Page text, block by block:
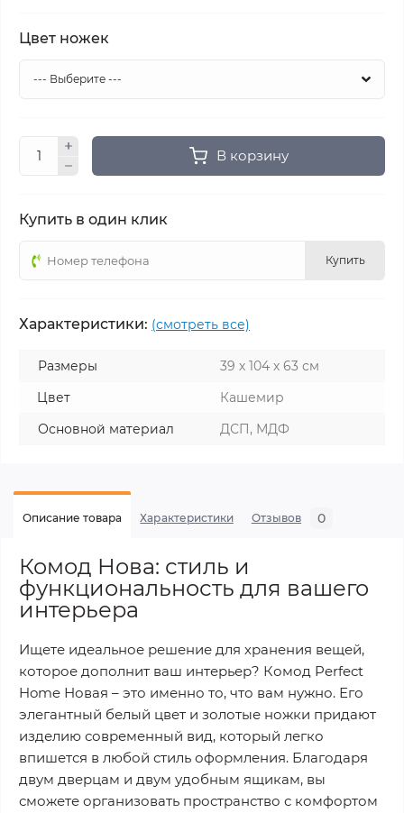
Цвет ножек
В корзину
Купить в один клик
Купить
Характеристики: (смотреть все)
Размеры
39 х 104 х 63 см
Цвет
Кашемир
Основной материал
ДСП, МДФ
Описание товара Характеристики Отзывов 0
Комод Нова: стиль и
функциональность для вашего
интерьера
Ищете идеальное решение для хранения вещей,
которое дополнит ваш интерьер? Комод Perfect
Home Новая – это именно то, что вам нужно. Его
элегантный белый цвет и золотые ножки придают
изделию современный вид, который легко
впишется в любой стиль оформления. Благодаря
двум дверцам и двум удобным ящикам, вы
сможете организовать пространство с комфортом